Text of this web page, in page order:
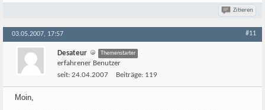
Zitieren
03.05.2007, 17:57 #11
Desateur Themenstarter
erfahrener Benutzer
seit: 24.04.2007 Beiträge: 119
Moin,